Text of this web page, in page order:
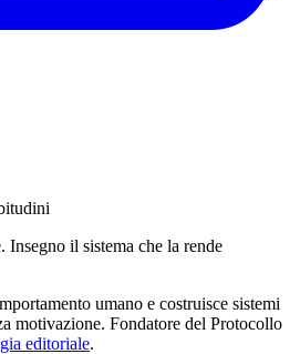
il sistema che la rende
umano e costruisce sistemi
motivazione. Fondatore del Protocollo
editoriale.